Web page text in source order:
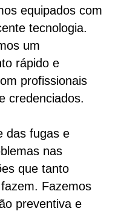
equipados com
tecnologia.
um
rápido e
profissionais
credenciados.
das fugas e
nas
que tanto
Fazemos
preventiva e